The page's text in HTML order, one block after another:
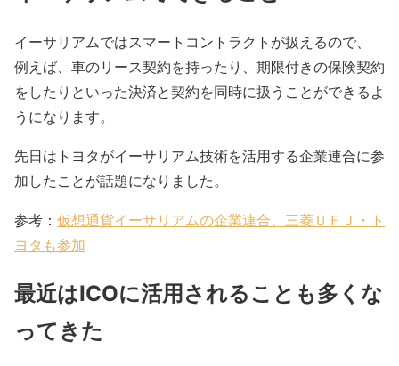
イーサリアムではスマートコントラクトが扱えるので、
例えば、車のリース契約を持ったり、期限付きの保険契約
をしたりといった決済と契約を同時に扱うことができるよ
うになります。
先日はトヨタがイーサリアム技術を活用する企業連合に参
加したことが話題になりました。
参考： 仮想通貨イーサリアムの企業連合、三菱ＵＦＪ・ト
ヨタも参加
最近はICOに活用されることも多くな
ってきた